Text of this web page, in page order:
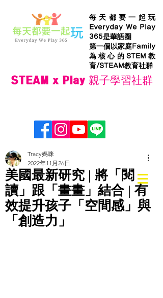
每天都要一起玩
Everyday We Play
365是華語圈
第一個以家庭Family
為核心的STEM教
育/STEAM教育社群
STEAM x Play 親子學習社群
美國最新研究 | 將「閱
讀」跟「畫畫」結合 | 有
效提升孩子「空間感」與
「創造力」
Tracy媽咪
2022年11月26日